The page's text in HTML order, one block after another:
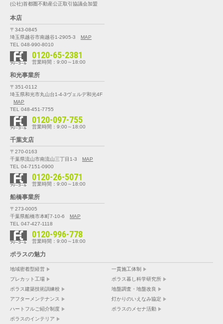
(公社)首都圏不動産公正取引協議会加盟
本店
〒343-0845
埼玉県越谷市南越谷1-2905-3
MAP
TEL 048-990-8010
0120-65-2381
営業時間：9:00～18:00
和光事業所
〒351-0112
埼玉県和光市丸山台1-4-3ヴェルデ和光4F
MAP
TEL 048-451-7755
0120-097-755
営業時間：9:00～18:00
千葉支店
〒270-0163
千葉県流山市南流山三丁目1-3
MAP
TEL 04-7151-0900
0120-26-5071
営業時間：9:00～18:00
船橋事業所
〒273-0005
千葉県船橋市本町7-10-6
MAP
TEL 047-427-1118
0120-996-778
営業時間：9:00～18:00
ポラスの魅力
地域密着型経営
一貫施工体制
プレカット工場
ポラス暮し科学研究所
ポラス建築技術訓練校
地盤調査・地盤改良
アフターメンテナンス
灯かりのいえなみ協定
ハートフルご紹介制度
ポラスのメセナ活動
ポラスのインテリア